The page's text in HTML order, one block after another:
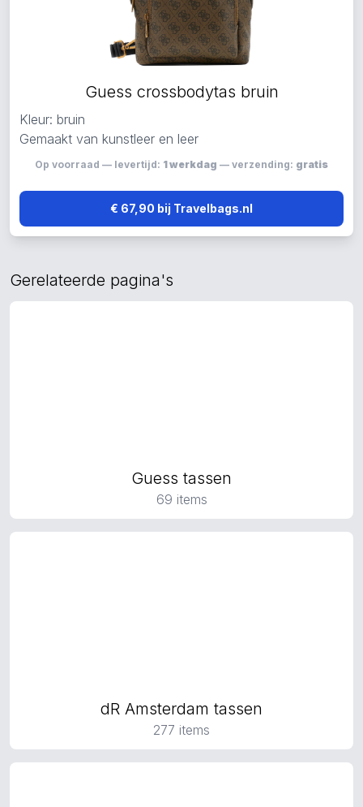
Guess crossbodytas bruin
Kleur: bruin
Gemaakt van kunstleer en leer
Op voorraad — levertijd: 1 werkdag — verzending: gratis
€ 67,90 bij Travelbags.nl
Gerelateerde pagina's
Guess tassen
69 items
dR Amsterdam tassen
277 items